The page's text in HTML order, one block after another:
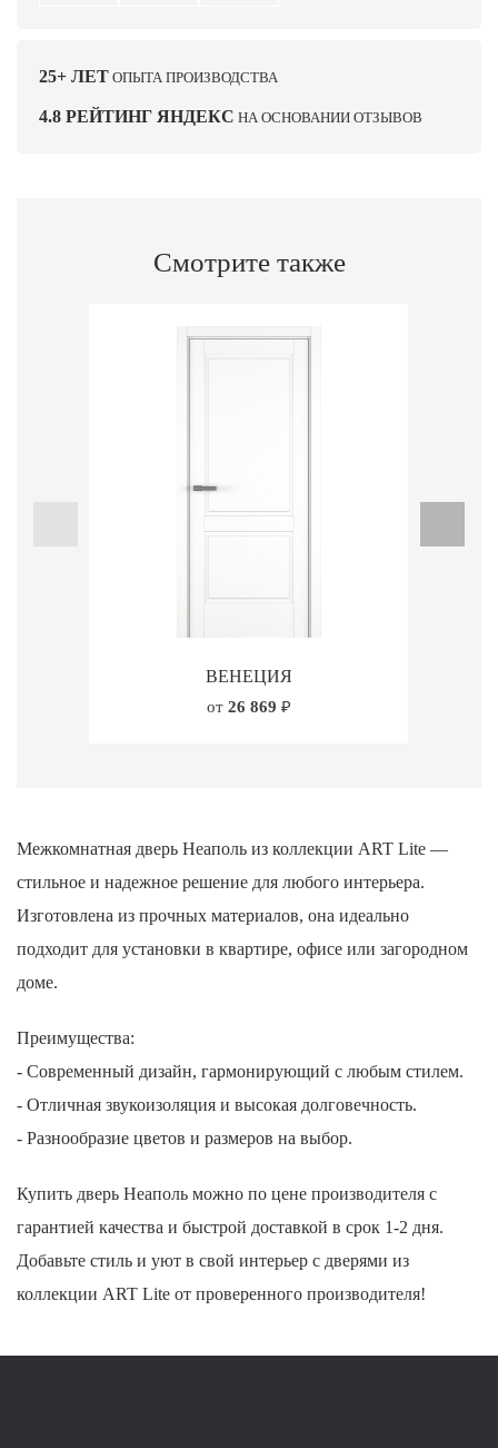
25+ ЛЕТ ОПЫТА ПРОИЗВОДСТВА
4.8 РЕЙТИНГ ЯНДЕКС НА ОСНОВАНИИ ОТЗЫВОВ
Смотрите также
ВЕНЕЦИЯ
от 26 869 ₽
Межкомнатная дверь Неаполь из коллекции ART Lite —
стильное и надежное решение для любого интерьера.
Изготовлена из прочных материалов, она идеально
подходит для установки в квартире, офисе или загородном
доме.
Преимущества:
- Современный дизайн, гармонирующий с любым стилем.
- Отличная звукоизоляция и высокая долговечность.
- Разнообразие цветов и размеров на выбор.
Купить дверь Неаполь можно по цене производителя с
гарантией качества и быстрой доставкой в срок 1-2 дня.
Добавьте стиль и уют в свой интерьер с дверями из
коллекции ART Lite от проверенного производителя!